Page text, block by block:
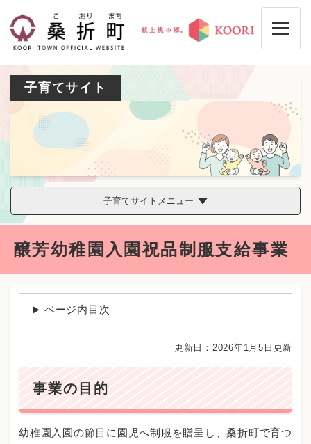
先
子育てサイト
子育てサイトメニュー
醸芳幼稚園入園祝品制服支給事業
ページ内目次
更新日：2026年1月5日更新
事業の目的
幼稚園入園の節目に園児へ制服を贈呈し、桑折町で育つ